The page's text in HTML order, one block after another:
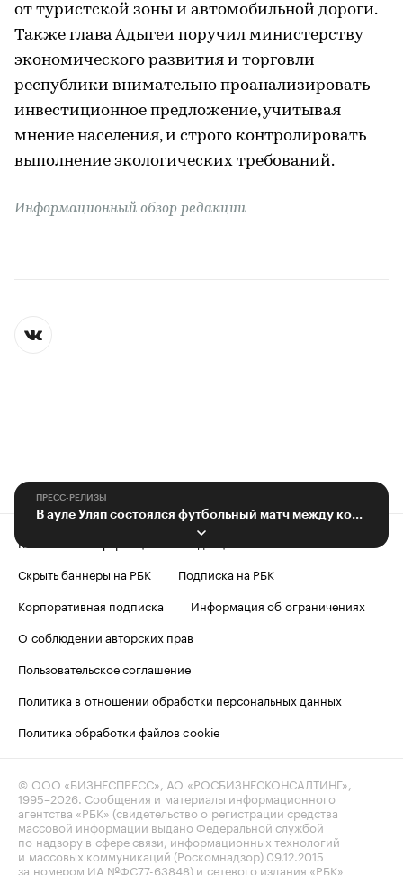
от туристской зоны и автомобильной дороги.
Также глава Адыгеи поручил министерству
экономического развития и торговли
республики внимательно проанализировать
инвестиционное предложение, учитывая
мнение населения, и строго контролировать
выполнение экологических требований.
Информационный обзор редакции
ПРЕСС-РЕЛИЗЫ
Контактная информация
Редакция
Скрыть баннеры на РБК
Подписка на РБК
Корпоративная подписка
Информация об ограничениях
О соблюдении авторских прав
Пользовательское соглашение
Политика в отношении обработки персональных данных
Политика обработки файлов cookie
© ООО «БИЗНЕСПРЕСС», АО «РОСБИЗНЕСКОНСАЛТИНГ»,
1995–2026 . Сообщения и материалы информационного
агентства «РБК» (свидетельство о регистрации средства
массовой информации выдано Федеральной службой
по надзору в сфере связи, информационных технологий
и массовых коммуникаций (Роскомнадзор) 09.12.2015
за номером ИА №ФС77-63848) и сетевого издания «РБК»